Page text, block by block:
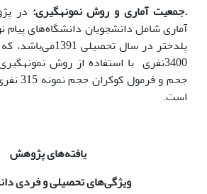
.جمعیت آماری و روش نمونه­گیری: در
آماری شامل دانشجویان دانشگاه‌های پیام
پلدختر در سال
3400نفری با استفاده از روش
جحم و
است.
یافته‌های پژوهش
ویژگی‌های تحصیلی و فردی